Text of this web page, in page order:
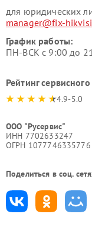
для юридических
manager@fix-
График работы:
ПН-ВСК с 9:00 до
Рейтинг
4.9-5.0
ООО "Русервис"
ИНН 7702633247
ОГРН 1077746335776
Поделиться в соц.